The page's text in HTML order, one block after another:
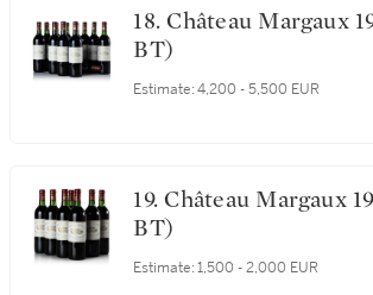
18. Château Margaux 1986 (12
BT)
Estimate: 4,200 - 5,500 EUR
19. Château Margaux 1987 (7
BT)
Estimate: 1,500 - 2,000 EUR